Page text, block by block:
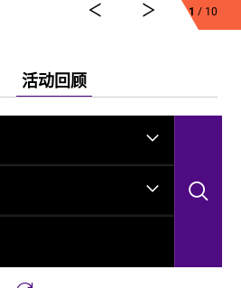
视觉总监王涵，编导李宏钧、魏
、付阳雪，多媒体设计胡天骥，
计徐彬，道具设计雷鹏等诸多国
艺术剧院歌舞团和新疆师范大学
手国内优秀青年舞蹈艺术家共同
1 / 10
活动回顾